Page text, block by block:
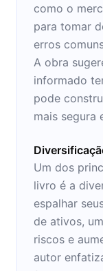
como o
para tomar
erros
A obra
informado
pode
mais segura
Um dos
livro é a
espalhar
de ativos,
riscos e
autor